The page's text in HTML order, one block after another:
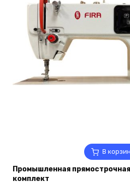
В
Промышленная
комплект